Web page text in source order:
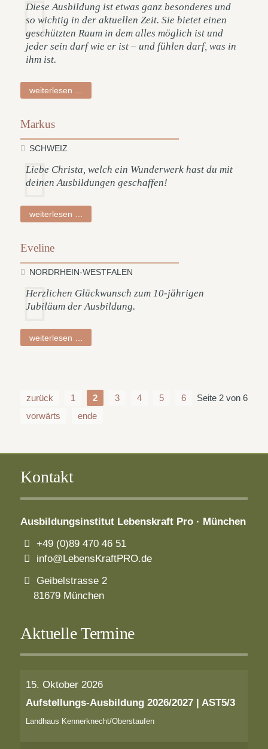
Diese Ausbildung ist etwas ganz besonderes und
so wichtig in der aktuellen Zeit. Sie bietet einen
geschützten Raum in dem alles möglich ist und
jeder sein darf wie er ist – und fühlen darf, was in
ihm ist.
weiterlesen …
sophie
Markus
SCHWEIZ
Liebe Christa, welch ein Wunderwerk hast du mit
deinen Ausbildungen geschaffen!
weiterlesen …
Eveline
NORDRHEIN-WESTFALEN
Herzlichen Glückwunsch zum 10-jährigen
Jubiläum der Ausbildung.
weiterlesen …
Seite 2 von 6
zurück 1 2 3 4 5
6
vorwärts
ende
Kontakt
Ausbildungsinstitut Lebenskraft Pro · München
+49 (0)89 470 46 51
info@LebensKraftPRO.de
Geibelstrasse 2
81679 München
Aktuelle Termine
15. Oktober 2026
Aufstellungs-Ausbildung 2026/2027 | AST5/3
Landhaus Kennerknecht/Oberstaufen